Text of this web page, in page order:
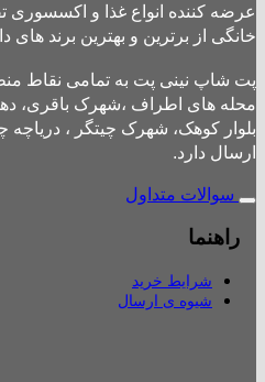
عرضه کننده انواع غذا و اکسسوری
خانگی از برترین و بهترین برند
محله های اطراف ،شهرک باقری،
بلوار کوهک، شهرک چیتگر ، دریاچه
ارسال دارد.
سوالات متداول
راهنما
شرایط خرید
شیوه ی ارسال